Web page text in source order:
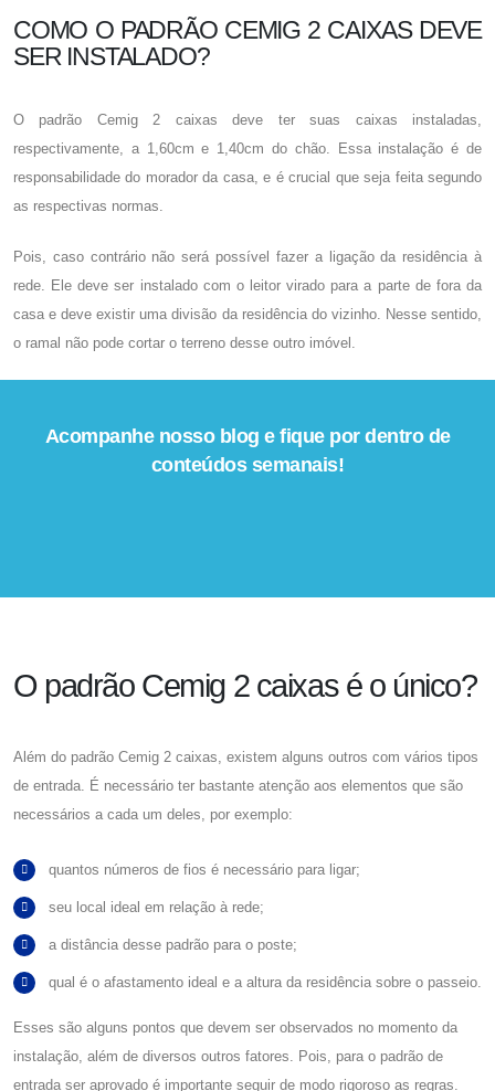
COMO O PADRÃO CEMIG 2 CAIXAS DEVE
SER INSTALADO?
O padrão Cemig 2 caixasdeve ter suas caixas instaladas,
respectivamente, a 1,60cm e 1,40cm do chão. Essa instalação é de
responsabilidade do morador da casa, e é crucial que seja feita segundo
as respectivas normas.
Pois, caso contrário não será possível fazer a ligação da residência à
rede. Ele deve ser instalado com o leitor virado para a parte de fora da
casa e deve existir uma divisão da residência do vizinho. Nesse sentido,
o ramal não pode cortar o terreno desse outro imóvel.
Acompanhe nosso blog e fique por dentro de
conteúdos semanais!
O padrão Cemig 2 caixas é o único?
Além do padrão Cemig 2 caixas, existem alguns outros com vários tipos
de entrada. É necessário ter bastante atenção aos elementos que são
necessários a cada um deles, por exemplo:
quantos números de fios é necessário para ligar;
seu local ideal em relação à rede;
a distância desse padrão para o poste;
qual é o afastamento ideal e a altura da residência sobre o passeio.
Esses são alguns pontos que devem ser observados no momento da
instalação, além de diversos outros fatores. Pois, para o padrão de
entrada ser aprovado é importante seguir de modo rigoroso as regras.